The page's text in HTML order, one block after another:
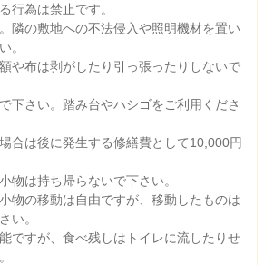
行為は禁止です。
隣の敷地への不法侵入や照明機材を置い
。
や布は剥がしたり引っ張ったりしないで
下さい。踏み台やハシゴをご利用くださ
合は後に発生する修繕費として10,000円
物は持ち帰らないで下さい。
物の移動は自由ですが、移動したものは
い。
ですが、食べ残しはトイレに流したりせ